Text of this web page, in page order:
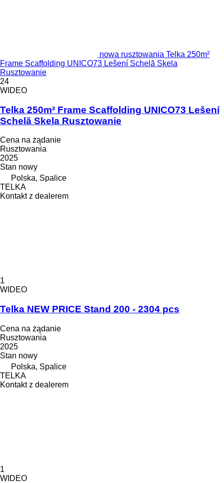
nowa rusztowania Telka 250m²
Frame Scaffolding UNICO73 Lešení Schelă Skela
Rusztowanie
24
WIDEO
Telka 250m² Frame Scaffolding UNICO73 Lešení
Schelă Skela Rusztowanie
Cena na żądanie
Rusztowania
2025
Stan nowy
Polska, Spalice
TELKA
Kontakt z dealerem
1
WIDEO
Telka NEW PRICE Stand 200 - 2304 pcs
Cena na żądanie
Rusztowania
2025
Stan nowy
Polska, Spalice
TELKA
Kontakt z dealerem
1
WIDEO